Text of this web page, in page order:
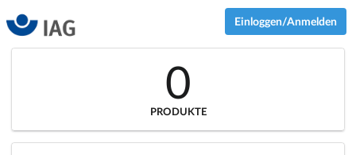
Einloggen/Anmelden
0
PRODUKTE